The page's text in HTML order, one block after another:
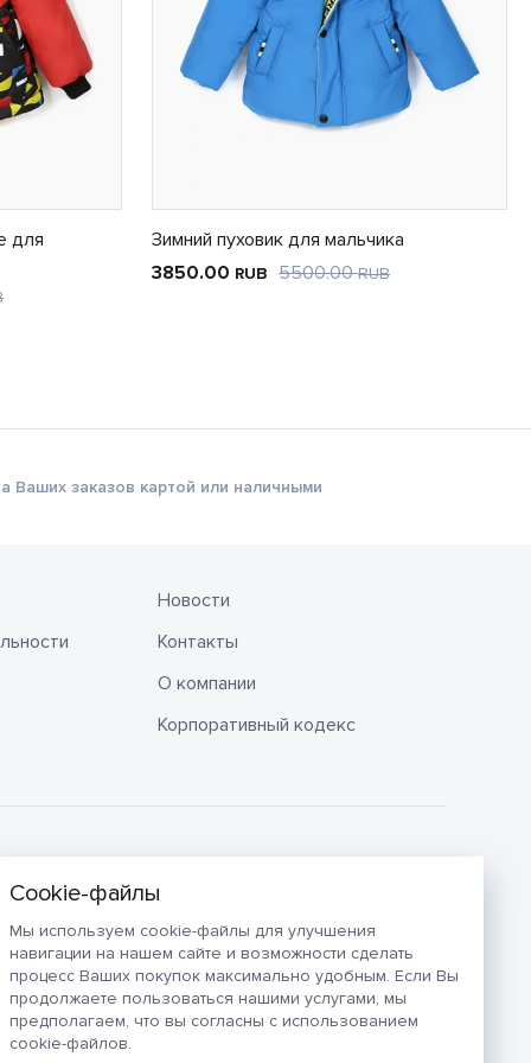
Мы используем cookie-файлы для улучшения
навигации на нашем сайте и возможности сделать
процесс Ваших покупок максимально удобным. Если Вы
продолжаете пользоваться нашими услугами, мы
предполагаем, что вы согласны с использованием
cookie-файлов.
для
Зимний пуховик для мальчика
3850.00 RUB 5500.00RUB
Ваших заказов картой или наличными
Новости
Контакты
О компании
Корпоративный кодекс